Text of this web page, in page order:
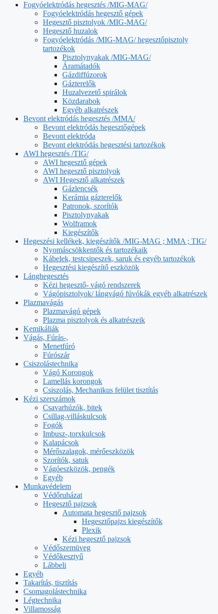
Fogyóelektródás hegesztés /MIG-MAG/
Fogyóelektródás hegesztő gépek
Hegesztő pisztolyok /MIG-MAG/
Hegesztő huzalok
Fogyóelektródás /MIG-MAG/ hegesztőpisztoly
tartozékok
Pisztolynyakak /MIG-MAG/
Áramátadók
Gázdiffúzorok
Gázterelők
Huzalvezető spirálok
Közdarabok
Egyéb alkatrészek
Bevont elektródás hegesztés /MMA/
Bevont elektródás hegesztőgépek
Bevont elektróda
Bevont elektródás hegesztési tartozékok
AWI hegesztés /TIG/
AWI hegesztő gépek
AWI hegesztő pisztolyok
AWI Hegesztő alkatrészek
Gázlencsék
Kerámia gázterelők
Patronok, szorítók
Pisztolynyakak
Wolframok
Kiegészítők
Hegeszési kellékek, kiegészítők /MIG-MAG ; MMA ; TIG/
Nyomáscsökkentők és tartozékaik
Kábelek, testcsipeszek, saruk és egyéb tartozékok
Hegesztési kiegészítő eszközök
Lánghegesztés
Kézi hegesztő- vágó rendszerek
Vágópisztolyok/ lángvágó fúvókák egyéb alkatrészek
Plazmavágás
Plazmavágó gépek
Plazma pisztolyok és alkatrészeik
Kemikáliák
Vágás, Fúrás-,
Menetfúró
Fúrószár
Csiszolástechnika
Vágó Korongok
Lamellás korongok
Csiszolás, Mechanikus felület tisztítás
Kézi szerszámok
Csavarhúzók, bitek
Csillag-villáskulcsok
Fogók
Imbusz-,torxkulcsok
Kalapácsok
Mérőszalagok, mérőeszközök
Szorítók, satuk
Vágóeszközök, pengék
Egyéb
Munkavédelem
Védőruházat
Hegesztő pajzsok
Automata hegesztő pajzsok
Hegesztőpajzs kiegészítők
Plexik
Kézi hegesztő pajzsok
Védőszemüveg
Védőkesztyű
Lábbeli
Egyéb
Takarítás, tisztítás
Csomagolástechnika
Légtechnika
Villamosság